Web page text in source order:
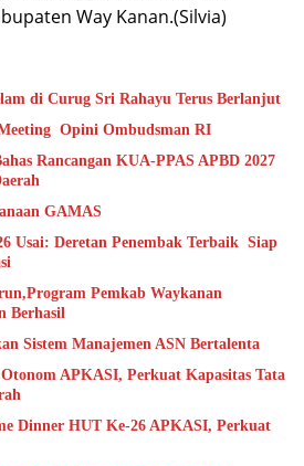
Way Kanan.(Silvia)
Pencarian Korban Tenggelam di Curug Sri Rahayu Terus Berlanjut
Opini Ombudsman RI
Rancangan KUA-PPAS APBD 2027
GAMAS
Usai: Deretan Penembak Terbaik Siap
Pemkab Waykanan
Berhasil
Sistem Manajemen ASN Bertalenta
APKASI, Perkuat Kapasitas Tata
Dinner HUT Ke-26 APKASI, Perkuat